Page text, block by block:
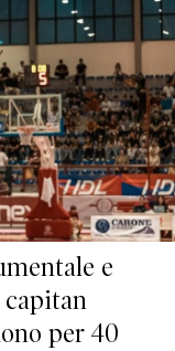
e
capitan
per 40